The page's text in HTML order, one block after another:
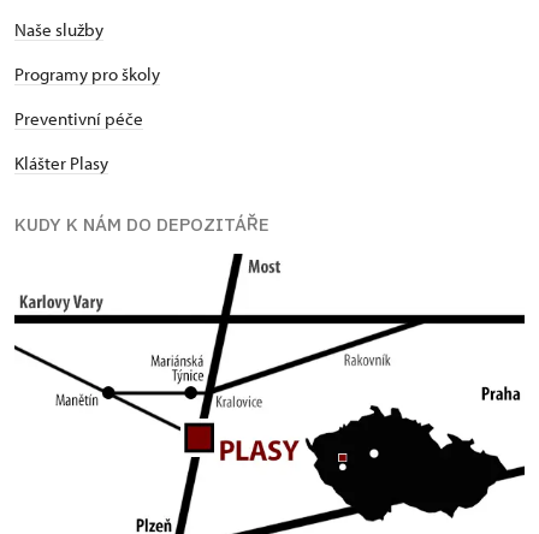
Naše služby
Programy pro školy
Preventivní péče
Klášter Plasy
KUDY K NÁM DO DEPOZITÁŘE